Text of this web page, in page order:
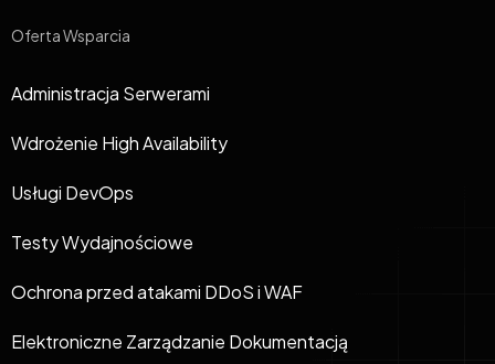
Oferta Wsparcia
Administracja Serwerami
Wdrożenie High Availability
Usługi DevOps
Testy Wydajnościowe
Ochrona przed atakami DDoS i WAF
Elektroniczne Zarządzanie Dokumentacją